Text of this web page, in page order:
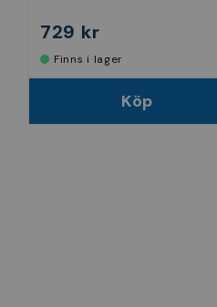
729 kr
Finns i lager
Köp